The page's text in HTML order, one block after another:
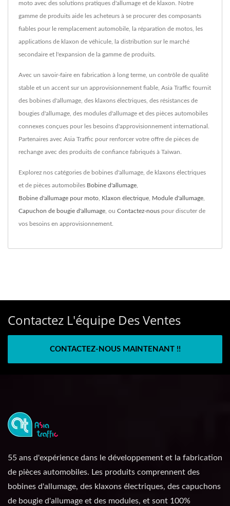
moto avec des solutions pratiques d'allumage et de klaxon. Notre
gamme de produits aide les acheteurs à se procurer des composants
fiables pour le remplacement automobile, la réparation de motos, les
applications de klaxon de véhicule, la distribution sur le marché
secondaire et l'expansion de la gamme de produits.
Avec un savoir-faire en fabrication à long terme, un contrôle de qualité
stable et un accent sur un approvisionnement fiable, Asia Traffic fournit
des bobines d'allumage, des klaxons électriques, des résistances de
bougies d'allumage, des modules d'allumage et des pièces automobiles
connexes conçues pour les besoins d'approvisionnement international.
Partenaires avec Asia Traffic pour renforcer votre offre de pièces de
rechange avec des produits de confiance fabriqués à Taïwan.
Explorez nos catégories de bobines d'allumage, de klaxons électriques
et de pièces automobiles Bobine d'allumage
Bobine d'allumage pour moto Klaxon électrique Module d'allumage
Capuchon de bougie d'allumage , ou Contactez-nous pour discuter de
vos besoins en approvisionnement.
Contactez L'équipe Des Ventes
CONTACTEZ-NOUS MAINTENANT !!
55 ans d'expérience dans le développement et la fabrication
de pièces automobiles. Les produits comprennent des
bobines d'allumage, des klaxons électriques, des capuchons
de bougie d'allumage et des modules, et sont 100%